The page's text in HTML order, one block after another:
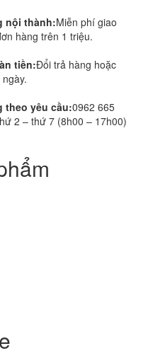
nội thành:Miễn phí giao
hàng trên 1 triệu.
tiền:Đổi trả hàng hoặc
theo yêu cầu:0962 665
2 – thứ 7 (8h00 – 17h00)